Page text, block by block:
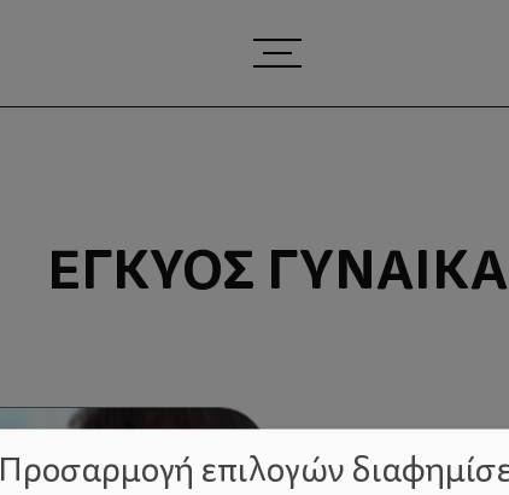
ΈΓΚΥΟΣ ΓΥΝΑΊΚΑ
Προσαρμογή επιλογών